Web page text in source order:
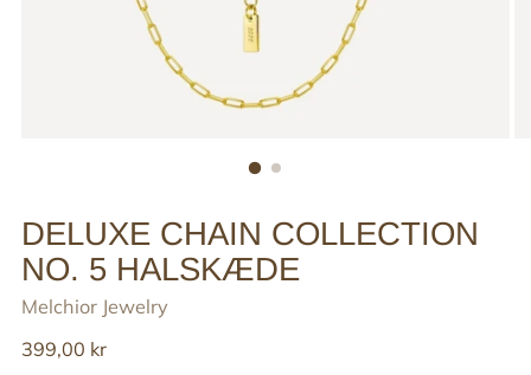
DELUXE CHAIN COLLECTION
NO. 5 HALSKÆDE
Melchior Jewelry
Reguler
399,00 kr